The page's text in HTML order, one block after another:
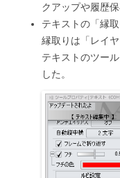
クアップや履歴
テキストの「縁
縁取りは「レイ
テキストのツー
した。